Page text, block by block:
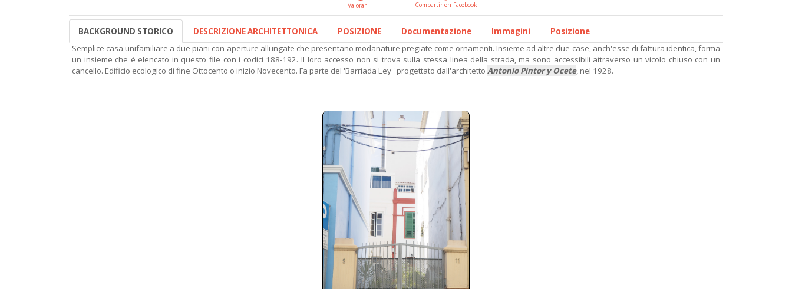
Valorar
Compartir en Facebook
BACKGROUND STORICO DESCRIZIONE ARCHITETTONICA POSIZIONE Documentazione Immagini
Posizione
Semplice casa unifamiliare a due piani con aperture allungate che presentano modanature pregiate come ornamenti. Insieme ad altre due case, anch'esse di fattura identica, forma
un insieme che è elencato in questo file con i codici 188-192. Il loro accesso non si trova sulla stessa linea della strada, ma sono accessibili attraverso un vicolo chiuso con un
cancello. Edificio ecologico di fine Ottocento o inizio Novecento. Fa parte del 'Barriada Ley ' progettato dall'architetto Antonio Pintor y Ocete, nel 1928.